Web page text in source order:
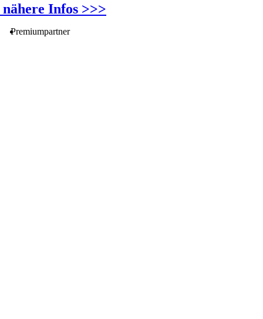
Infos >>>
Premiumpartner